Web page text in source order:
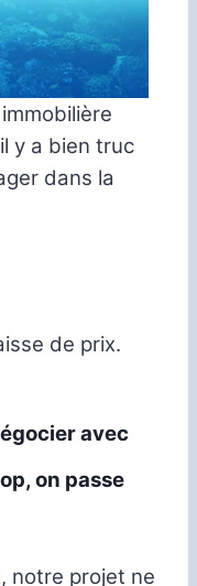
y a bien truc
dans la
de prix.
avec
on passe
notre projet ne